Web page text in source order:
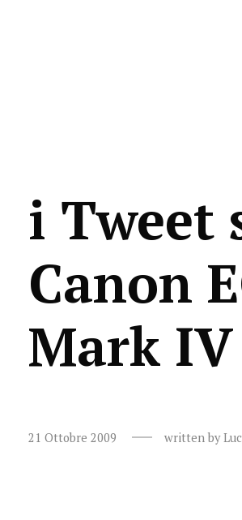
i Tweet
Canon
Mark IV
21 Ottobre 2009 written by